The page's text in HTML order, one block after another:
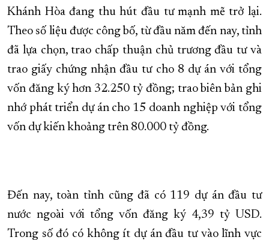
Khánh Hòa đang thu hút đầu tư mạnh mẽ trở lại.
Theo số liệu được công bố, từ đầu năm đến nay, tỉnh
đã lựa chọn, trao chấp thuận chủ trương đầu tư và
trao giấy chứng nhận đầu tư cho 8 dự án với tổng
vốn đăng ký hơn 32.250 tỷ đồng; trao biên bản ghi
nhớ phát triển dự án cho 15 doanh nghiệp với tổng
vốn dự kiến khoảng trên 80.000 tỷ đồng.
Đến nay, toàn tỉnh cũng đã có 119 dự án đầu tư
nước ngoài với tổng vốn đăng ký 4,39 tỷ USD.
Trong số đó có không ít dự án đầu tư vào lĩnh vực